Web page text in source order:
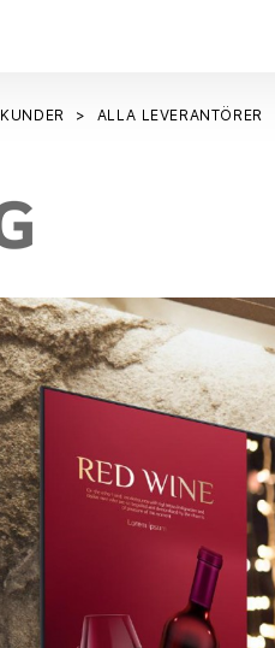
KUNDER ALLA LEVERANTÖRER